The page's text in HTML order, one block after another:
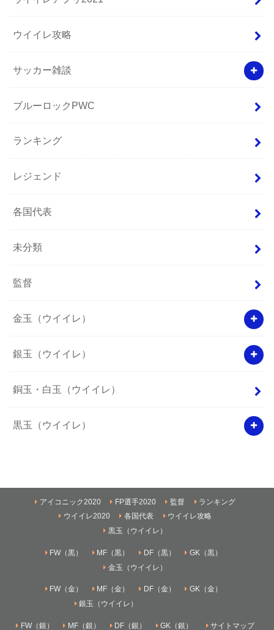
ウイイレ攻略
サッカー雑談
ブルーロックPWC
ランキング
レジェンド
各国代表
未分類
監督
金玉（ウイイレ）
銀玉（ウイイレ）
銅玉・白玉（ウイイレ）
黒玉（ウイイレ）
アイコニック2020 FP選手2020 監督
ランキング
ウイイレ2020
各国代表
ウイイレ攻略
黒玉（ウイイレ）
FW（黒） MF（黒） DF（黒）
GK（黒）
金玉（ウイイレ）
FW（金） MF（金） DF（金）
GK（金）
銀玉（ウイイレ）
FW（銀） MF（銀） DF（銀） GK（銀） サイトマップ